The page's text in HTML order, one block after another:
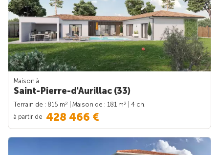
Maison à
Saint-Pierre-d'Aurillac (33)
Terrain de : 815 m2 | Maison de : 181 m2
| 4 ch.
à partir de 428 466 €